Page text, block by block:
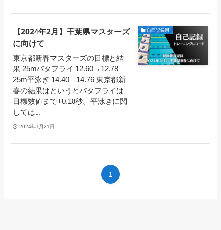
自己記録用
【2024年2月】千葉県マスターズ
に向けて
東京都新春マスターズの目標と結
果 25mバタフライ 12.60→12.78
25m平泳ぎ 14.40→14.76 東京都新
春の結果はというとバタフライは
目標数値まで+0.18秒。平泳ぎに関
しては...
2024年1月21日
1